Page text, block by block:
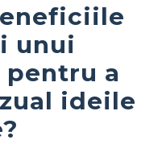
unui
a
ideile